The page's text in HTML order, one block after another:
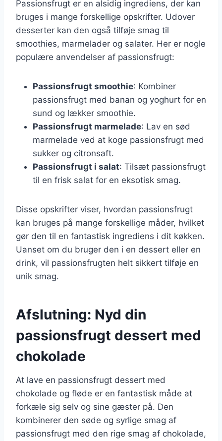
Passionsfrugt er en alsidig ingrediens, der kan
bruges i mange forskellige opskrifter. Udover
desserter kan den også tilføje smag til
smoothies, marmelader og salater. Her er nogle
populære anvendelser af passionsfrugt:
Passionsfrugt smoothie: Kombiner
passionsfrugt med banan og yoghurt for en
sund og lækker smoothie.
Passionsfrugt marmelade: Lav en sød
marmelade ved at koge passionsfrugt med
sukker og citronsaft.
Passionsfrugt i salat: Tilsæt passionsfrugt
til en frisk salat for en eksotisk smag.
Disse opskrifter viser, hvordan passionsfrugt
kan bruges på mange forskellige måder, hvilket
gør den til en fantastisk ingrediens i dit køkken.
Uanset om du bruger den i en dessert eller en
drink, vil passionsfrugten helt sikkert tilføje en
unik smag.
Afslutning: Nyd din
passionsfrugt dessert med
chokolade
At lave en passionsfrugt dessert med
chokolade og fløde er en fantastisk måde at
forkæle sig selv og sine gæster på. Den
kombinerer den søde og syrlige smag af
passionsfrugt med den rige smag af chokolade,